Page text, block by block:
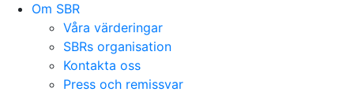
Om SBR
Våra värderingar
SBRs organisation
Kontakta oss
Press och remissvar